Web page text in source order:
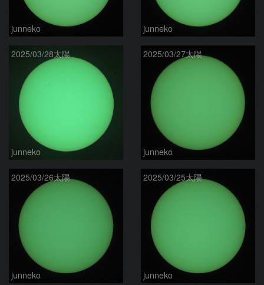
junneko junneko
2025/03/28太陽
junneko
2025/03/27太陽
junneko
2025/03/26太陽
junneko
2025/03/25太陽
junneko